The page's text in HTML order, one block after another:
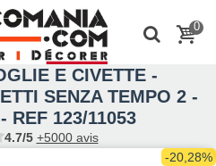
0
E CIVETTE -
SENZA TEMPO 2 -
REF 123/11053
4.7/5 +5000 avis
-20,28%